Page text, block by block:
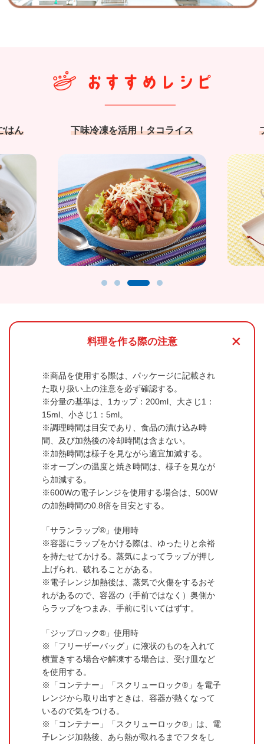
はん 下味冷凍を活用！タコライス
+
料理を作る際の注意
商品を使用する際は、パッケージに記載され
た取り扱い上の注意を必ず確認する。
分量の基準は、1カップ：200ml、大さじ1：
15ml、小さじ1：5ml。
調理時間は目安であり、食品の漬け込み時
間、及び加熱後の冷却時間は含まない。
加熱時間は様子を見ながら適宜加減する。
オーブンの温度と焼き時間は、様子を見なが
ら加減する。
600Wの電子レンジを使用する場合は、500W
の加熱時間の0.8倍を目安とする。
「サランラップ®」使用時
容器にラップをかける際は、ゆったりと余裕
を持たせてかける。蒸気によってラップが押し
上げられ、破れることがある。
電子レンジ加熱後は、蒸気で火傷をするおそ
れがあるので、容器の（手前ではなく）奥側か
らラップをつまみ、手前に引いてはずす。
「ジップロック®」使用時
「フリーザーバッグ」に液状のものを入れて
横置きする場合や解凍する場合は、受け皿など
を使用する。
「コンテナー」「スクリューロック®」を電子
レンジから取り出すときは、容器が熱くなって
いるので気をつける。
「コンテナー」「スクリューロック®」は、電
子レンジ加熱後、あら熱が取れるまでフタをし